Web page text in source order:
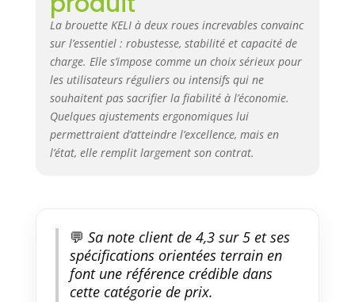
La brouette KELI à deux roues increvables convainc
sur l’essentiel : robustesse, stabilité et capacité de
charge. Elle s’impose comme un choix sérieux pour
les utilisateurs réguliers ou intensifs qui ne
souhaitent pas sacrifier la fiabilité à l’économie.
Quelques ajustements ergonomiques lui
permettraient d’atteindre l’excellence, mais en
l’état, elle remplit largement son contrat.
💬 Sa note client de 4,3 sur 5 et ses
spécifications orientées terrain en
font une référence crédible dans
cette catégorie de prix.